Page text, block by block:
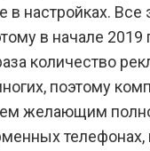
настройках. Все
в начале 2019
количество
поэтому
желающим
телефонах,